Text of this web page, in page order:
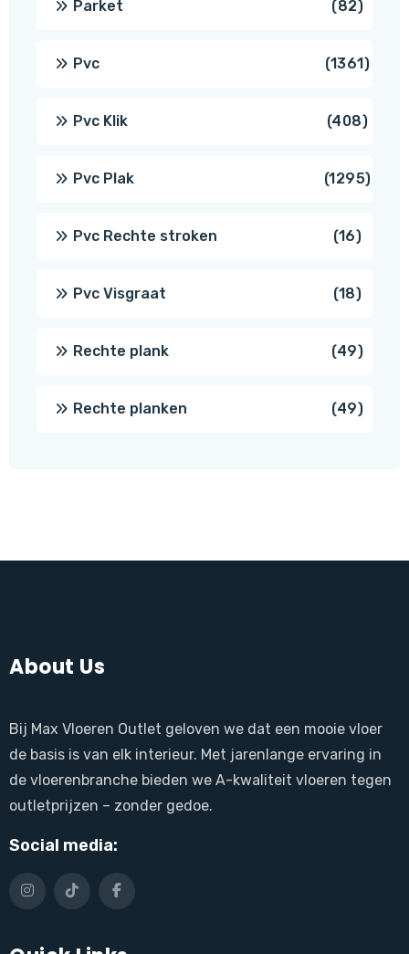
Parket 8282
Pvc 13611361
Pvc Klik 408408
Pvc Plak 12951295
Pvc Rechte stroken 1616
Pvc Visgraat 1818
Rechte plank 4949
Rechte planken 4949
About Us
Bij Max Vloeren Outlet geloven we dat een mooie vloer
de basis is van elk interieur. Met jarenlange ervaring in
de vloerenbranche bieden we A-kwaliteit vloeren tegen
outletprijzen – zonder gedoe.
Social media: